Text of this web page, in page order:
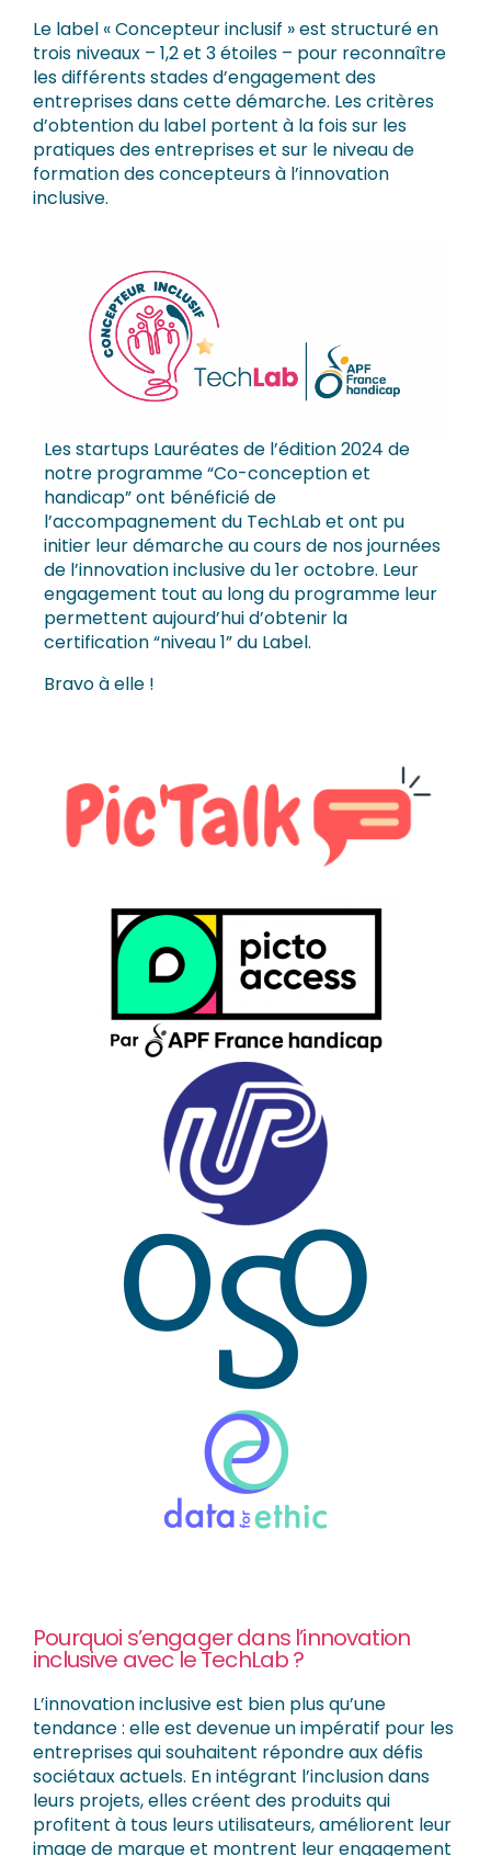
Le label « Concepteur inclusif » est structuré en
trois niveaux – 1,2 et 3 étoiles – pour reconnaître
les différents stades d’engagement des
entreprises dans cette démarche. Les critères
d’obtention du label portent à la fois sur les
pratiques des entreprises et sur le niveau de
formation des concepteurs à l’innovation
inclusive.
Les startups Lauréates de l’édition 2024 de
notre programme “Co-conception et
handicap” ont bénéficié de
l’accompagnement du TechLab et ont pu
initier leur démarche au cours de nos journées
de l’innovation inclusive du 1er octobre. Leur
engagement tout au long du programme leur
permettent aujourd’hui d’obtenir la
certification “niveau 1” du Label.
Bravo à elle !
Pourquoi s’engager dans l’innovation
inclusive avec le TechLab ?
L’innovation inclusive est bien plus qu’une
tendance : elle est devenue un impératif pour les
entreprises qui souhaitent répondre aux défis
sociétaux actuels. En intégrant l’inclusion dans
leurs projets, elles créent des produits qui
profitent à tous leurs utilisateurs, améliorent leur
image de marque et montrent leur engagement